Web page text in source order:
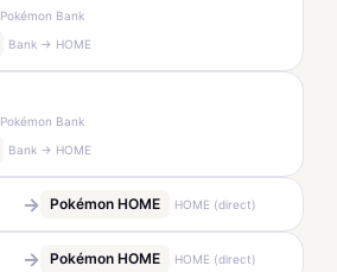
Pokémon Bank
Bank → HOME
Pokémon Bank
Bank → HOME
→ Pokémon HOME HOME (direct)
→ Pokémon HOME HOME (direct)